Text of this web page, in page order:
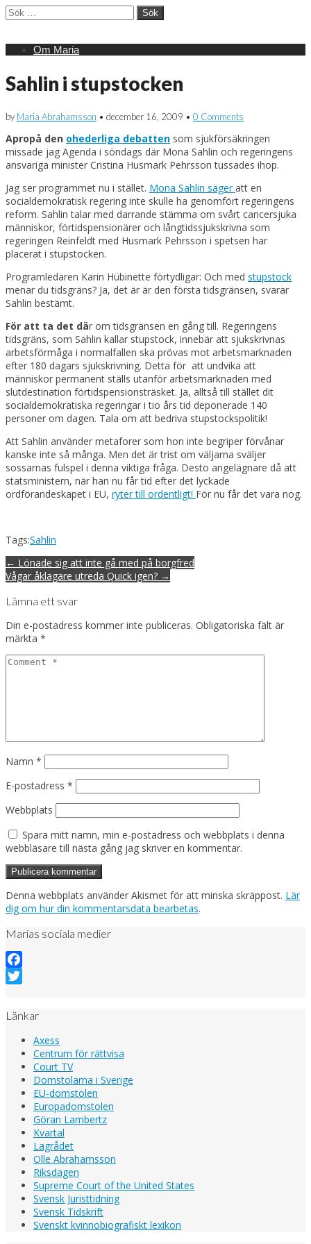
Sök
efter:
Main
Skip
Om Maria
Sahlin i stupstocken
by Maria Abrahamsson • december 16, 2009 • 0 Comments
Apropå den ohederliga debatten som sjukförsäkringen
missade jag Agenda i söndags där Mona Sahlin och regeringens
ansvariga minister Cristina Husmark Pehrsson tussades ihop.
Jag ser programmet nu i stället. Mona Sahlin sägeratt en
socialdemokratisk regering inte skulle ha genomfört regeringens
reform. Sahlin talar med darrande stämma om svårt cancersjuka
människor, förtidspensionärer och långtidssjukskrivna som
regeringen Reinfeldt med Husmark Pehrsson i spetsen har
placerat i stupstocken.
Programledaren Karin Hübinette förtydligar: Och med stupstock
menar du tidsgräns? Ja, det är är den första tidsgränsen, svarar
Sahlin bestämt.
För att ta det där om tidsgränsen en gång till. Regeringens
tidsgräns, som Sahlin kallar stupstock, innebär att sjukskrivnas
arbetsförmåga i normalfallen ska prövas mot arbetsmarknaden
efter 180 dagars sjukskrivning. Detta för att undvika att
människor permanent ställs utanför arbetsmarknaden med
slutdestination förtidspensionsträsket. Ja, alltså till stället dit
socialdemokratiska regeringar i tio års tid deponerade 140
personer om dagen. Tala om att bedriva stupstockspolitik!
Att Sahlin använder metaforer som hon inte begriper förvånar
kanske inte så många. Men det är trist om väljarna sväljer
sossarnas fulspel i denna viktiga fråga. Desto angelägnare då att
statsministern, när han nu får tid efter det lyckade
ordförandeskapet i EU, ryter till ordentligt! För nu får det vara nog.
Tags:Sahlin
Post
navigation
← Lönade sig att inte gå med på borgfred
Vågar åklagare utreda Quick igen? →
Lämna ett svar
Din e-postadress kommer inte publiceras. Obligatoriska fält är
märkta *
Namn *
E-postadress *
Webbplats
Spara mitt namn, min e-postadress och webbplats i denna
webbläsare till nästa gång jag skriver en kommentar.
Denna webbplats använder Akismet för att minska skräppost. Lär
dig om hur din kommentarsdata bearbetas.
Marias sociala medier
Facebook
Länkar
Axess
Centrum för rättvisa
Court TV
Domstolarna i Sverige
EU-domstolen
Europadomstolen
Göran Lambertz
Kvartal
Lagrådet
Olle Abrahamsson
Riksdagen
Supreme Court of the United States
Svensk Juristtidning
Svensk Tidskrift
Svenskt kvinnobiografiskt lexikon